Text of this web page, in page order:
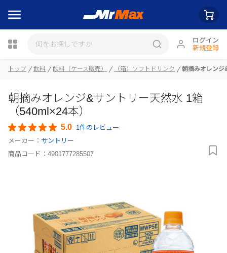
ログイン
新規登録
トップ 飲料 飲料（ケース販売） （箱）ソフトドリンク 朝摘みオレン
朝摘みオレンジ&サントリー天然水 1箱
（540ml×24本）
5.0 1件のレビュー
メーカー： サントリー
商品コード： 4901777285507